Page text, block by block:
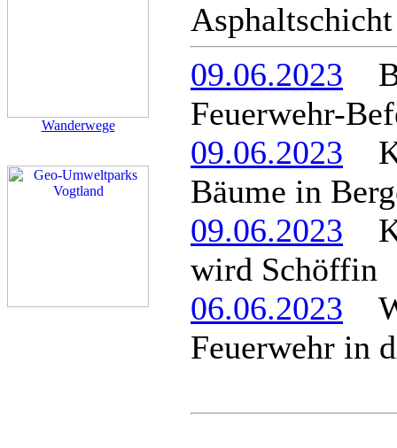
Wanderwege
Asphaltschicht
09.06.2023
Feuerwehr-
09.06.2023
Bäume in
09.06.2023
wird Schöffin
06.06.2023
Feuerwehr in